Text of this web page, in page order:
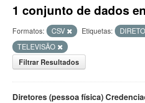
1 conjunto de dados
Formatos: CSV Etiquetas:
TELEVISÃO
Filtrar Resultados
Diretores (pessoa física)